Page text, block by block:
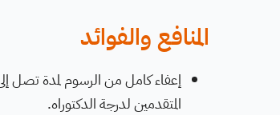
المنافع والفوائد
إعفاء كامل من الرسوم لمدة تصل
المتقدمين لدرجة الدكتوراه.